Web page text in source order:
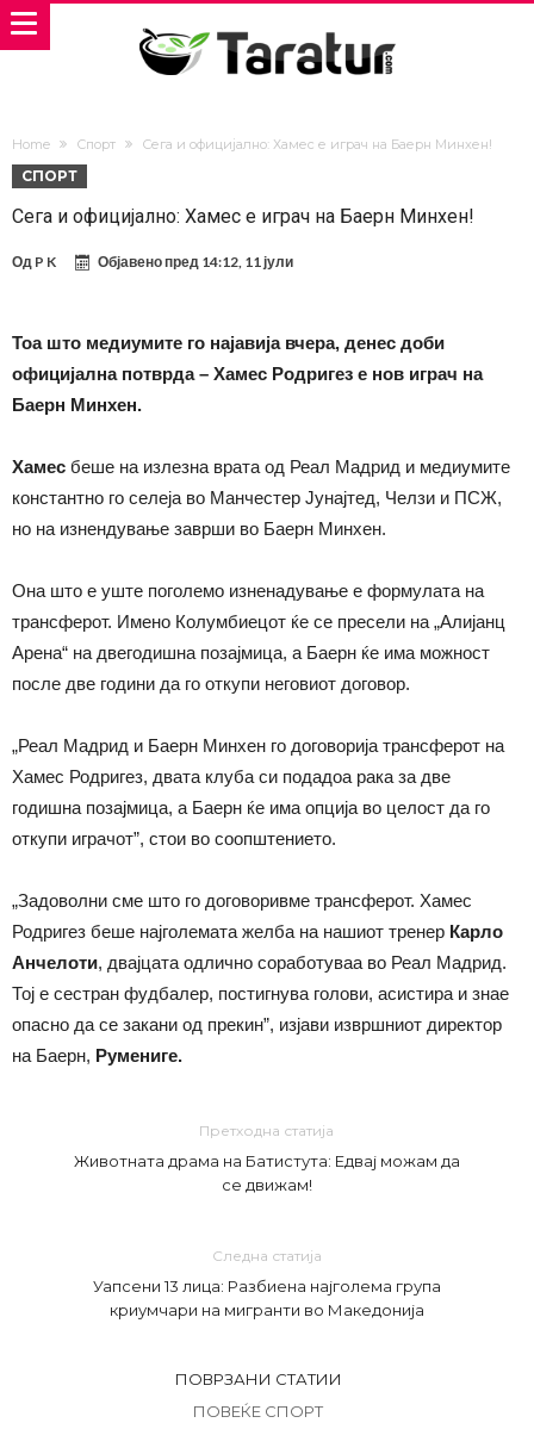
Home Спорт Сега и официјално: Хамес е играч на Баерн Минхен!
СПОРТ
Сега и официјално: Хамес е играч на Баерн Минхен!
Од P K Објавено пред 14:12, 11 јули
Тоа што медиумите го најавија вчера, денес доби
официјална потврда – Хамес Родригез е нов играч на
Баерн Минхен.
Хамес беше на излезна врата од Реал Мадрид и медиумите
константно го селеја во Манчестер Јунајтед, Челзи и ПСЖ,
но на изнендување заврши во Баерн Минхен.
Она што е уште поголемо изненадување е формулата на
трансферот. Имено Колумбиецот ќе се пресели на „Алијанц
Арена“ на двегодишна позајмица, а Баерн ќе има можност
после две години да го откупи неговиот договор.
„Реал Мадрид и Баерн Минхен го договорија трансферот на
Хамес Родригез, двата клуба си подадоа рака за две
годишна позајмица, а Баерн ќе има опција во целост да го
откупи играчот”, стои во соопштението.
„Задоволни сме што го договоривме трансферот. Хамес
Родригез беше најголемата желба на нашиот тренер Карло
Анчелоти, двајцата одлично соработуваа во Реал Мадрид.
Тој е сестран фудбалер, постигнува голови, асистира и знае
опасно да се закани од прекин”, изјави извршниот директор
на Баерн, Румениге.
Претходна статија
Животната драма на Батистута: Едвај можам да
се движам!
Следна статија
Уапсени 13 лица: Разбиена најголема група
криумчари на мигранти во Македонија
ПОВРЗАНИ СТАТИИ
ПОВЕЌЕ СПОРТ